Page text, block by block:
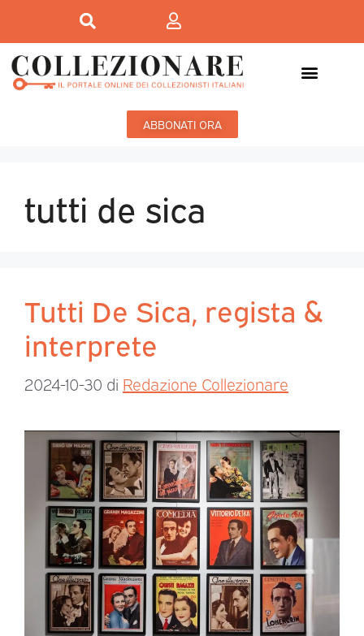
ABBONATI ORA
tutti de sica
Tutti De Sica, regista &
interprete
2024-10-30 di Redazione Collezionare